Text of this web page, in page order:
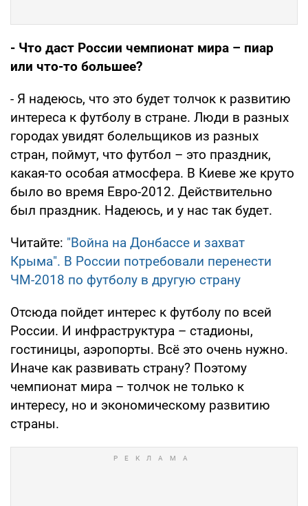
- Что даст России чемпионат мира – пиар
или что-то большее?
- Я надеюсь, что это будет толчок к развитию
интереса к футболу в стране. Люди в разных
городах увидят болельщиков из разных
стран, поймут, что футбол – это праздник,
какая-то особая атмосфера. В Киеве же круто
было во время Евро-2012. Действительно
был праздник. Надеюсь, и у нас так будет.
Читайте: "Война на Донбассе и захват
Крыма". В России потребовали перенести
ЧМ-2018 по футболу в другую страну
Отсюда пойдет интерес к футболу по всей
России. И инфраструктура – стадионы,
гостиницы, аэропорты. Всё это очень нужно.
Иначе как развивать страну? Поэтому
чемпионат мира – толчок не только к
интересу, но и экономическому развитию
страны.